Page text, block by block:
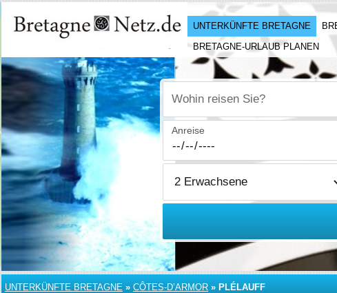
UNTERKÜNFTE BRETAGNE
BRETAGNE-URLAUB PLANEN
Wohin reisen Sie?
Anreise
UNTERKÜNFTE BRETAGNE » CÔTES-D’ARMOR » PLÉLAUFF